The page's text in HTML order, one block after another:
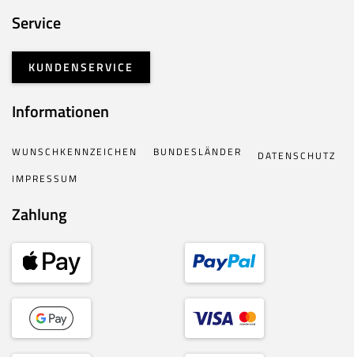
Service
KUNDENSERVICE
Informationen
WUNSCHKENNZEICHEN BUNDESLÄNDER
DATENSCHUTZ
IMPRESSUM
Zahlung